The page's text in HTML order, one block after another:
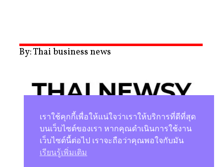
By: Thai business news
นโยบายความเป็นส่วนตัว
เราใช้คุกกี้เพื่อให้แน่ใจว่าเราให้บริการที่ดีที่สุด
บนเว็บไซต์ของเรา หากคุณดำเนินการใช้งาน
เว็บไซต์นี้ต่อไป เราจะถือว่าคุณพอใจกับมัน
เรียนรู้เพิ่มเติม